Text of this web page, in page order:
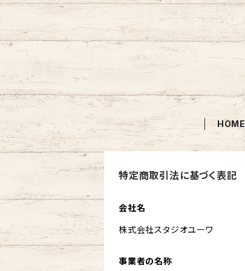
HOME
特定商取引法に基づく表記
会社名
株式会社スタジオユーワ
事業者の名称